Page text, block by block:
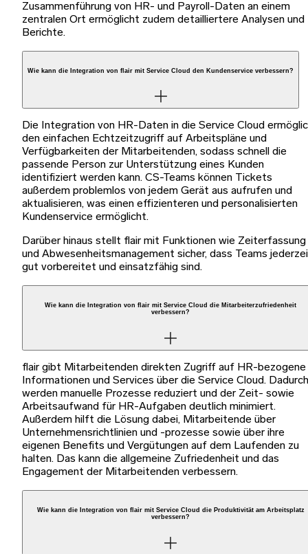
Zusammenführung von HR- und Payroll-Daten an einem
zentralen Ort ermöglicht zudem detailliertere Analysen und
Berichte.
Wie kann die Integration von flair mit Service Cloud den Kundenservice verbessern?
Die Integration von HR-Daten in die Service Cloud
den einfachen Echtzeitzugriff auf Arbeitspläne und
Verfügbarkeiten der Mitarbeitenden, sodass schnell die
passende Person zur Unterstützung eines Kunden
identifiziert werden kann. CS-Teams können Tickets
außerdem problemlos von jedem Gerät aus aufrufen und
aktualisieren, was einen effizienteren und personalisierten
Kundenservice ermöglicht.
Darüber hinaus stellt flair mit Funktionen wie Zeiterfassung
und Abwesenheitsmanagement sicher, dass Teams
gut vorbereitet und einsatzfähig sind.
Wie kann die Integration von flair mit Service Cloud die Mitarbeiterzufriedenheit
verbessern?
flair gibt Mitarbeitenden direkten Zugriff auf HR-bezogene
Informationen und Services über die Service Cloud. Dadurch
werden manuelle Prozesse reduziert und der Zeit- sowie
Arbeitsaufwand für HR-Aufgaben deutlich minimiert.
Außerdem hilft die Lösung dabei, Mitarbeitende über
Unternehmensrichtlinien und -prozesse sowie über ihre
eigenen Benefits und Vergütungen auf dem Laufenden zu
halten. Das kann die allgemeine Zufriedenheit und das
Engagement der Mitarbeitenden verbessern.
Wie kann die Integration von flair mit Service Cloud die Produktivität am Arbeitsplatz
verbessern?